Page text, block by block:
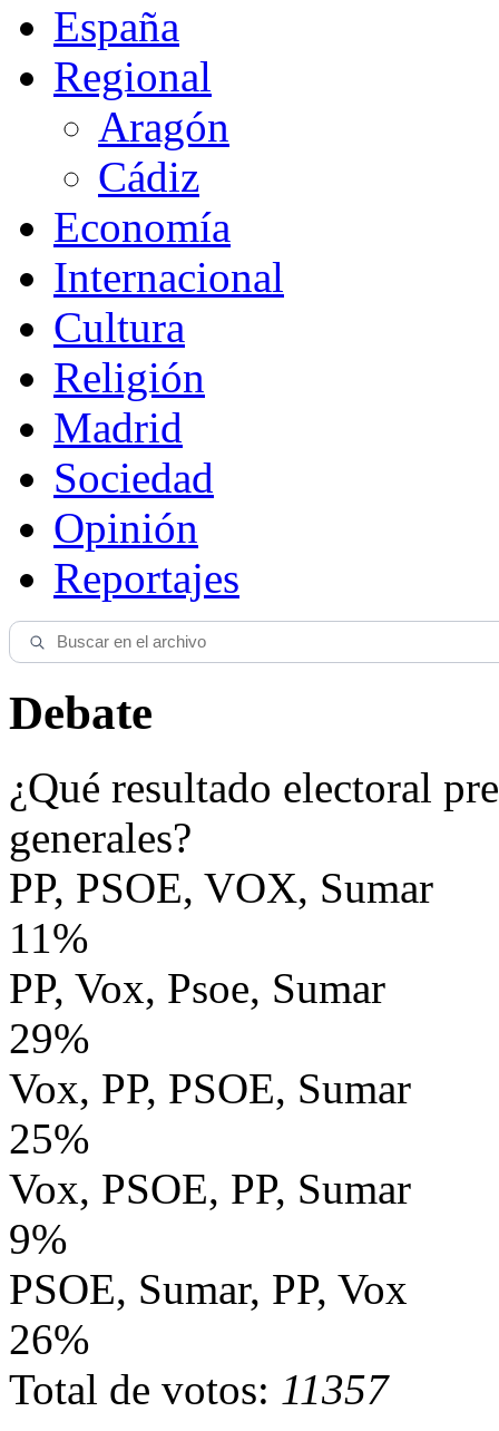
España
Regional
Aragón
Cádiz
Economía
Internacional
Cultura
Religión
Madrid
Sociedad
Opinión
Reportajes
Debate
¿Qué resultado electoral
generales?
PP, PSOE, VOX, Sumar
11%
PP, Vox, Psoe, Sumar
29%
Vox, PP, PSOE, Sumar
25%
Vox, PSOE, PP, Sumar
9%
PSOE, Sumar, PP, Vox
26%
Total de votos: 11357